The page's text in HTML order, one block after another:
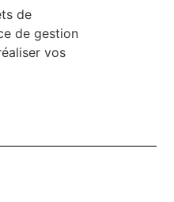
de
de gestion
vos